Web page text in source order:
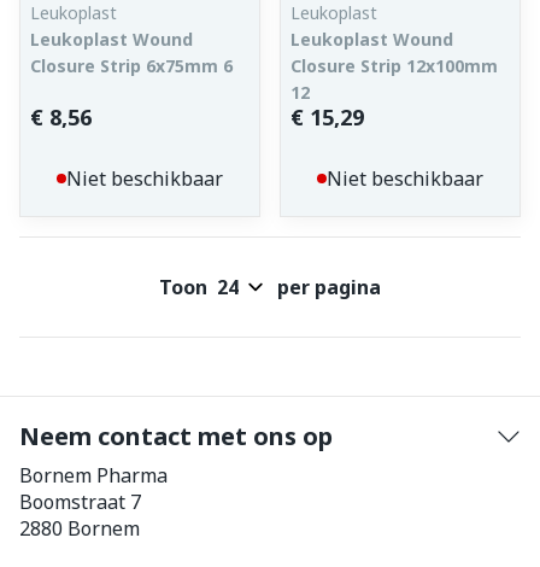
Leukoplast
Leukoplast Wound
Closure Strip 6x75mm 6
€ 8,56
Niet beschikbaar
Leukoplast
Leukoplast Wound
Closure Strip 12x100mm
12
€ 15,29
Niet beschikbaar
Toon per pagina
Neem contact met ons op
Bornem Pharma
Boomstraat 7
2880 Bornem